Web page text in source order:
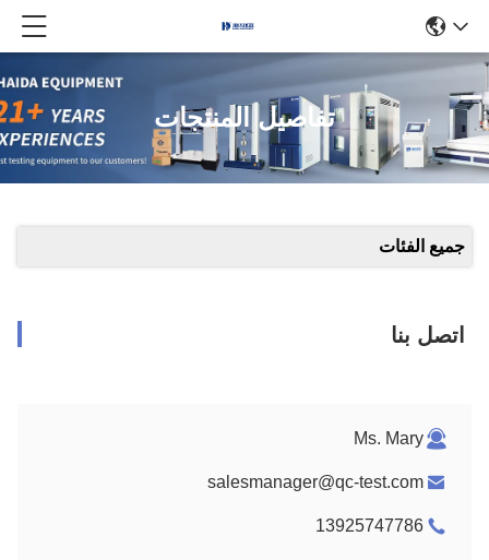
تفاصيل المنتجات
جميع الفئات
اتصل بنا
Ms. Mary
salesmanager@qc-test.com
13925747786